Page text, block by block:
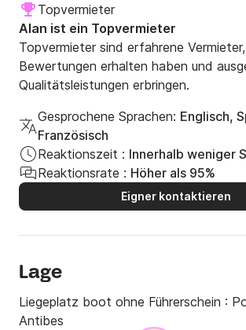
Topvermieter
Alan ist ein Topvermieter
Topvermieter sind erfahrene
Bewertungen erhalten haben und
Qualitätsleistungen erbringen.
Gesprochene Sprachen: Englisch,
Französisch
Reaktionszeit : Innerhalb weniger
Reaktionsrate : Höher als 95%
Eigner kontaktieren
Lage
Liegeplatz boot ohne Führerschein :
Antibes